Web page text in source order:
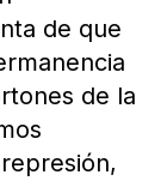
de que
de la